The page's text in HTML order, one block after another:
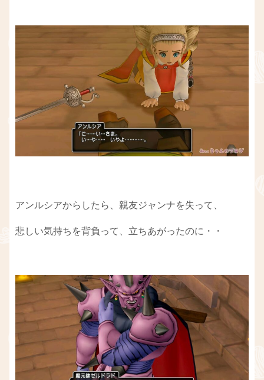
アンルシアからしたら、親友ジャンナを失って、
悲しい気持ちを背負って、立ちあがったのに・・